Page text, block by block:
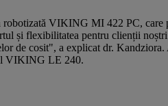
VIKING MI 422 PC,
și flexibilitatea pentru clienții
de cosit", a explicat dr.
VIKING LE 240.